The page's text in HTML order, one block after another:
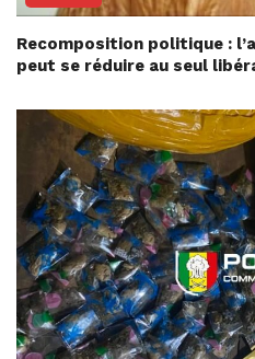
Recomposition politique :
peut se réduire au seul